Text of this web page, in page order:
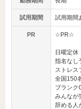
試用期間 試用期間
PR ☆PR☆
日曜定休
指名なし
ストレス
全国150
ブランク
みんなが
辞める人